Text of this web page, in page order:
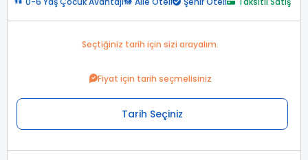
Seçtiğiniz tarih için sizi arayalım.
Fiyat için tarih seçmelisiniz
Tarih Seçiniz